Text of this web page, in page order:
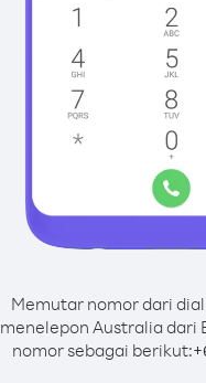
Memutar nomor dari
menelepon Australia dari
nomor sebagai berikut:+